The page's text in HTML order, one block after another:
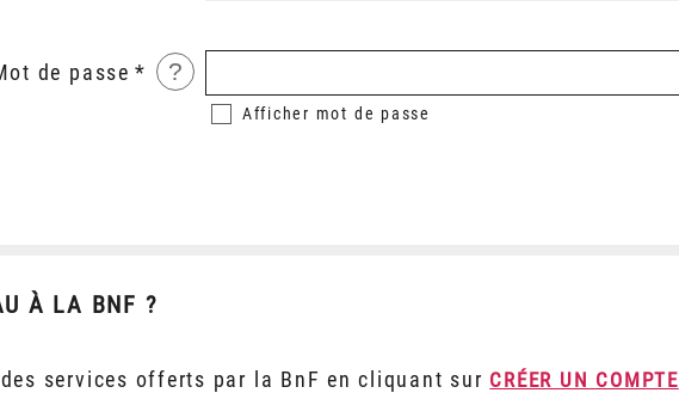
de passe ?
Afficher mot de passe
À LA BNF ?
services offerts par la BnF en cliquant sur CRÉER UN COMPTE